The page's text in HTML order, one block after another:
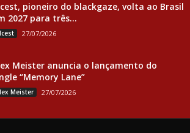
pioneiro do blackgaze, volta ao Brasil
2027 para três...
27/07/2026
Meister anuncia o lançamento do
“Memory Lane”
Meister 27/07/2026